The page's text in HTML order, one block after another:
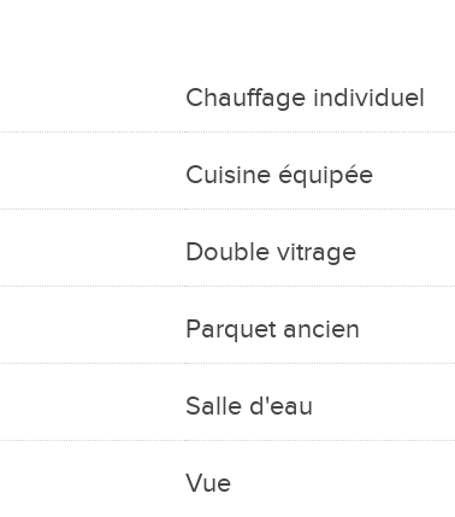
Chauffage individuel
Cuisine équipée
Double vitrage
Parquet ancien
Salle d'eau
Vue